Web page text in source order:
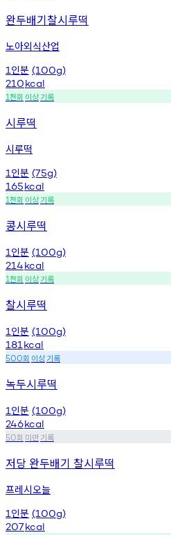
완두배기찰시루떡
노아외식산업
1 인분 (100g)
210kcal
1천회 이상기록
시루떡
시루떡
1 인분 (75g)
165kcal
1천회 이상기록
콩시루떡
1 인분 (100g)
214kcal
1천회 이상기록
찰시루떡
1 인분 (100g)
181 kcal
500회 이상기록
녹두시루떡
1 인분 (100g)
246kcal
50회 미만기록
저당 완두배기 찰시루떡
프레시오늘
1 인분 (100g)
207kcal